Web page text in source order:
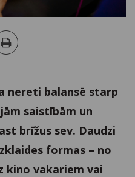
nereti balansē starp
saistībām un
brīžus sev. Daudzi
formas – no
kino vakariem vai